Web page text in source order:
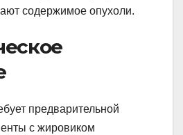
содержимое опухоли.
предварительной
с жировиком